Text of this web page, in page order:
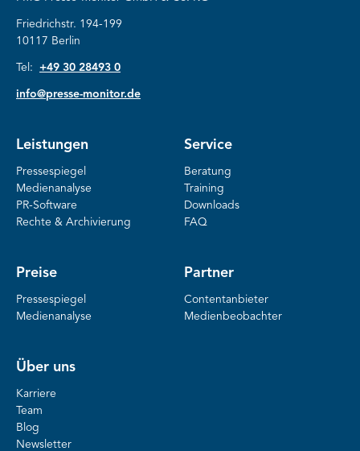
Friedrichstr. 194-199
10117 Berlin
Tel: +49 30 28493 0
info@presse-monitor.de
Leistungen
Pressespiegel
Medienanalyse
PR-Software
Rechte & Archivierung
Service
Beratung
Training
Downloads
FAQ
Preise
Pressespiegel
Medienanalyse
Partner
Contentanbieter
Medienbeobachter
Über uns
Karriere
Team
Blog
Newsletter